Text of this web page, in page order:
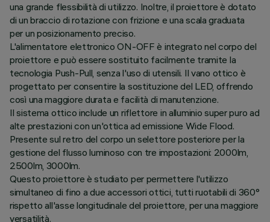
una grande flessibilità di utilizzo. Inoltre, il proiettore è dotato
di un braccio di rotazione con frizione e una scala graduata
per un posizionamento preciso.
L'alimentatore elettronico ON-OFF è integrato nel corpo del
proiettore e può essere sostituito facilmente tramite la
tecnologia Push-Pull, senza l'uso di utensili. Il vano ottico è
progettato per consentire la sostituzione del LED, offrendo
così una maggiore durata e facilità di manutenzione.
Il sistema ottico include un riflettore in alluminio super puro ad
alte prestazioni con un'ottica ad emissione Wide Flood.
Presente sul retro del corpo un selettore posteriore per la
gestione del flusso luminoso con tre impostazioni: 2000lm,
2500lm, 3000lm.
Questo proiettore è studiato per permettere l'utilizzo
simultaneo di fino a due accessori ottici, tutti ruotabili di 360°
rispetto all'asse longitudinale del proiettore, per una maggiore
versatilità.